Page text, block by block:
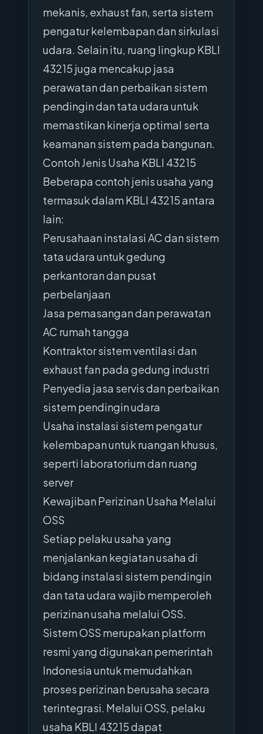
mekanis, exhaust fan, serta sistem
pengatur kelembapan dan sirkulasi
udara. Selain itu, ruang lingkup KBLI
43215 juga mencakup jasa
perawatan dan perbaikan sistem
pendingin dan tata udara untuk
memastikan kinerja optimal serta
keamanan sistem pada bangunan.
Contoh Jenis Usaha KBLI 43215
Beberapa contoh jenis usaha yang
termasuk dalam KBLI 43215 antara
lain:
Perusahaan instalasi AC dan sistem
tata udara untuk gedung
perkantoran dan pusat
perbelanjaan
Jasa pemasangan dan perawatan
AC rumah tangga
Kontraktor sistem ventilasi dan
exhaust fan pada gedung industri
Penyedia jasa servis dan perbaikan
sistem pendingin udara
Usaha instalasi sistem pengatur
kelembapan untuk ruangan khusus,
seperti laboratorium dan ruang
server
Kewajiban Perizinan Usaha Melalui
OSS
Setiap pelaku usaha yang
menjalankan kegiatan usaha di
bidang instalasi sistem pendingin
dan tata udara wajib memperoleh
perizinan usaha melalui OSS.
Sistem OSS merupakan platform
resmi yang digunakan pemerintah
Indonesia untuk memudahkan
proses perizinan berusaha secara
terintegrasi. Melalui OSS, pelaku
usaha KBLI 43215 dapat